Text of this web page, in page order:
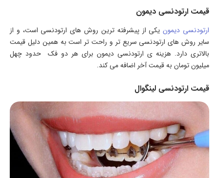
قیمت ارتودنسی دیمون
ارتودنسی دیمونیکی از پیشرفته ترین روش های ارتودنسی است، و از
سایر روش های ارتودنسی سریع تر و راحت تر است به همین دلیل قیمت
بالاتری دارد. هزینه ی ارتودنسی دیمون برای هر دو فک حدود چهل
میلیون تومان به قیمت آخر اضافه می کند.
قیمت ارتودنسی لینگوال